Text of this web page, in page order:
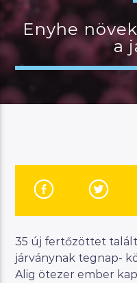
MANNA
08:00
Manna FM
Enyhe
a
35 új fertőzöttet
járványnak tegnap-
Alig ötezer ember